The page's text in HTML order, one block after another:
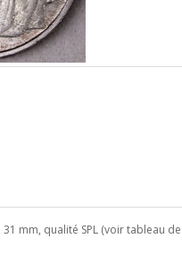
mm, qualité SPL (voir tableau